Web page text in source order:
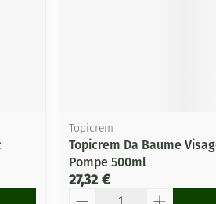
Topicrem
Topicrem Da Baume
Pompe 500ml
27,32 €